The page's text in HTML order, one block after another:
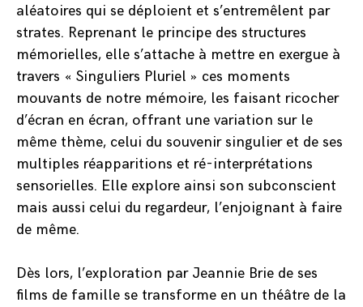
aléatoires qui se déploient et s’entremêlent par
strates. Reprenant le principe des structures
mémorielles, elle s’attache à mettre en exergue à
travers « Singuliers Pluriel » ces moments
mouvants de notre mémoire, les faisant ricocher
d’écran en écran, offrant une variation sur le
même thème, celui du souvenir singulier et de ses
multiples réapparitions et ré-interprétations
sensorielles. Elle explore ainsi son subconscient
mais aussi celui du regardeur, l’enjoignant à faire
de même.
Dès lors, l’exploration par Jeannie Brie de ses
films de famille se transforme en un théâtre de la